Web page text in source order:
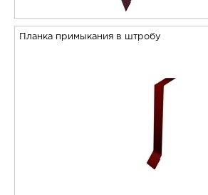
Планка примыкания в штробу